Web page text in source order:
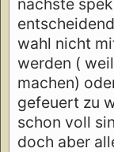
wahl nicht
werden (
machen)
gefeuert zu
schon voll
doch aber